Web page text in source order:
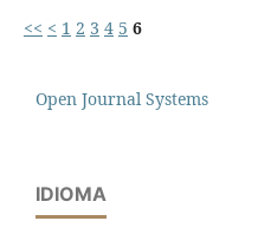
<< < 1 2 3 4 5 6
Open Journal Systems
IDIOMA